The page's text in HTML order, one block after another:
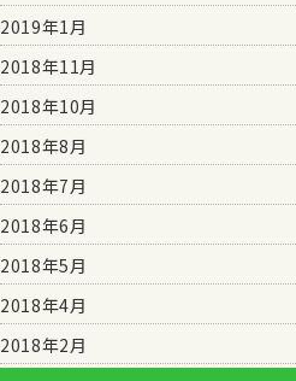
2019年1月
2018年11月
2018年10月
2018年8月
2018年7月
2018年6月
2018年5月
2018年4月
2018年2月